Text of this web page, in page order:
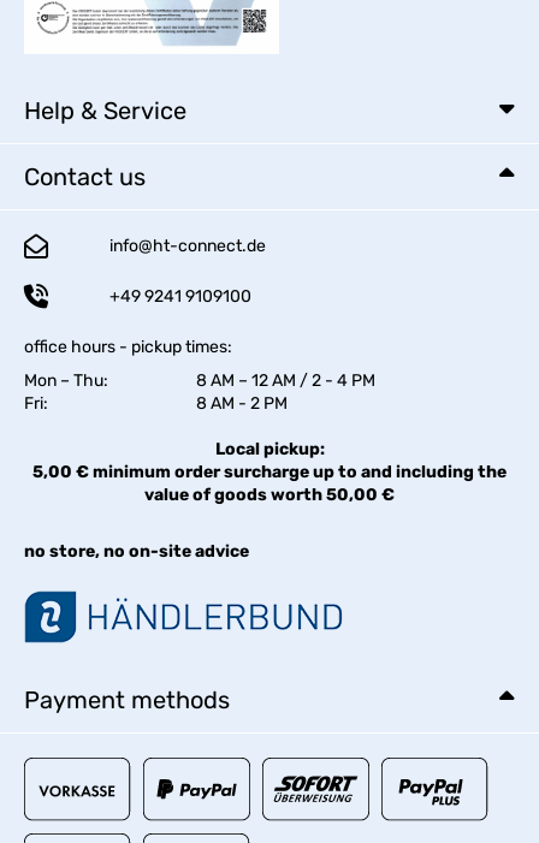
Help & Service
Contact us
info@ht-connect.de
+49 9241 9109100
office hours - pickup times:
Mon – Thu:
8 AM – 12 AM / 2 - 4 PM
Fri:
8 AM - 2 PM
Local pickup:
5,00 € minimum order surcharge up to and including the
value of goods worth 50,00 €
no store, no on-site advice
Payment methods